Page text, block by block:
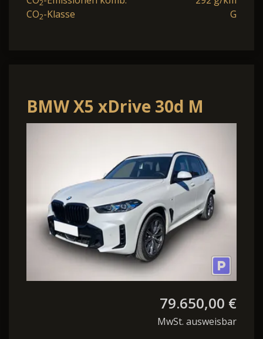
2
CO2-Klasse G
BMW X5 xDrive 30d M
Sport*UPE 112.000¤*Pano
79.650,00 €
MwSt. ausweisbar